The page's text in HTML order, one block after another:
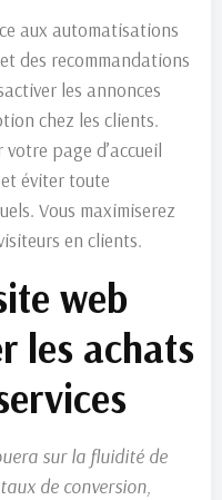
aux automatisations
des recommandations
les annonces
chez les clients.
page d’accueil
éviter toute
Vous maximiserez
en clients.
web
les achats
sur la fluidité de
de conversion,